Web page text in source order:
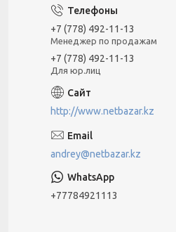
+7 (778) 492-11-13
Менеджер по продажам
+7 (778) 492-11-13
Для юр.лиц
http://www.netbazar.kz
andrey@netbazar.kz
+77784921113